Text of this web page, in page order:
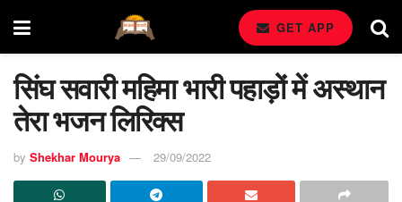
GET APP
सिंघ सवारी महिमा भारी पहाड़ों में अस्थान
तेरा भजन लिरिक्स
by Shekhar Mourya 29/09/2022